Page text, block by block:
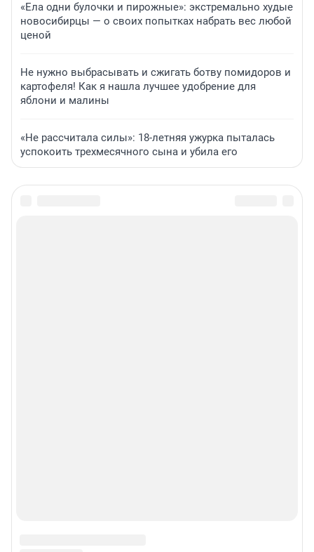
«Ела одни булочки и пирожные»: экстремально худые
новосибирцы — о своих попытках набрать вес любой
ценой
Не нужно выбрасывать и сжигать ботву помидоров и
картофеля! Как я нашла лучшее удобрение для
яблони и малины
«Не рассчитала силы»: 18-летняя ужурка пыталась
успокоить трехмесячного сына и убила его